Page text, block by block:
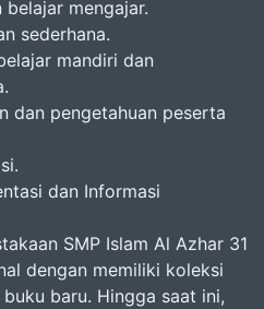
belajar mengajar.
sederhana.
mandiri dan
dan pengetahuan peserta
dan Informasi
SMP Islam Al Azhar 31
dengan memiliki koleksi
baru. Hingga saat ini,